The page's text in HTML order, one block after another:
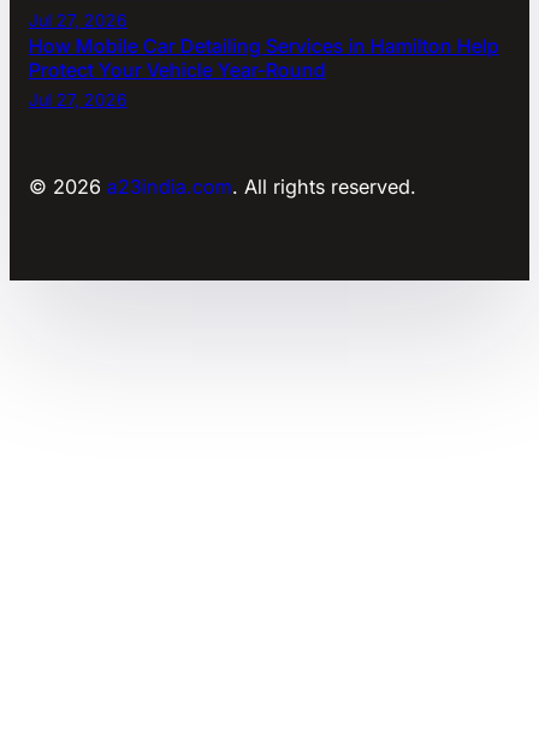
Jul 27, 2026
How Mobile Car Detailing Services in Hamilton Help
Protect Your Vehicle Year-Round
Jul 27, 2026
© 2026 a23india.com. All rights reserved.